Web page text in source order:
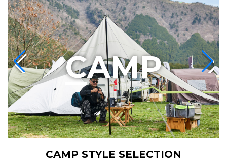
CAMP STYLE SELECTION
CAMP